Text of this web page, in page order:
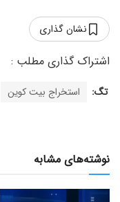
نشان گذاری
تگ: استخراج بیت کوین
نوشته‌های مشابه